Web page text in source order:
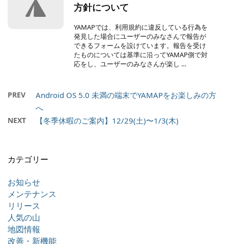
方針について
YAMAPでは、利用規約に違反している行為を
発見した場合にユーザーのみなさんで報告が
できるフォームを設けています。報告を受け
たものについては基準に沿ってYAMAP側で対
応をし、ユーザーのみなさんが楽し …
PREV
Android OS 5.0 未満の端末でYAMAPをお楽しみの方
へ
NEXT 【冬季休暇のご案内】12/29(土)〜1/3(木)
カテゴリー
お知らせ
メンテナンス
リリース
人気の山
地図情報
改善・新機能